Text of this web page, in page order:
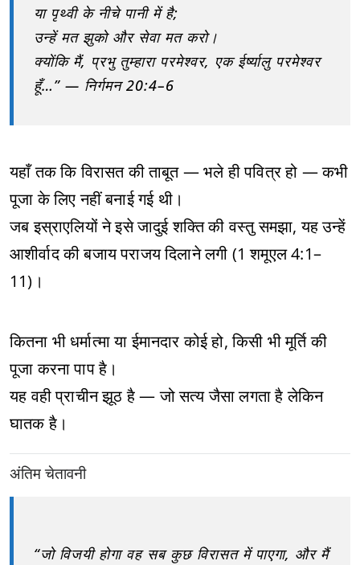
या पृथ्वी के नीचे पानी में है;
उन्हें मत झुको और सेवा मत करो।
क्योंकि मैं, प्रभु तुम्हारा परमेश्वर, एक ईर्ष्यालु परमेश्वर
हूँ…” — निर्गमन 20:4–6
यहाँ तक कि विरासत की ताबूत — भले ही पवित्र हो — कभी
पूजा के लिए नहीं बनाई गई थी।
जब इस्राएलियों ने इसे जादुई शक्ति की वस्तु समझा, यह उन्हें
आशीर्वाद की बजाय पराजय दिलाने लगी (1 शमूएल 4:1–
11)।
कितना भी धर्मात्मा या ईमानदार कोई हो, किसी भी मूर्ति की
पूजा करना पाप है।
यह वही प्राचीन झूठ है — जो सत्य जैसा लगता है लेकिन
घातक है।
अंतिम चेतावनी
“जो विजयी होगा वह सब कुछ विरासत में पाएगा, और मैं